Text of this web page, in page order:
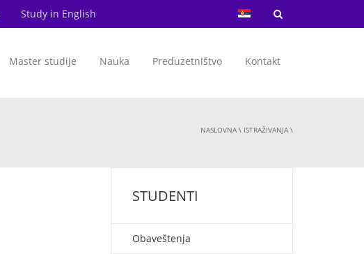
Study in English
Master studije Nauka Preduzetništvo Kontakt
NASLOVNA \ ISTRAŽIVANJA \
STUDENTI
Obaveštenja